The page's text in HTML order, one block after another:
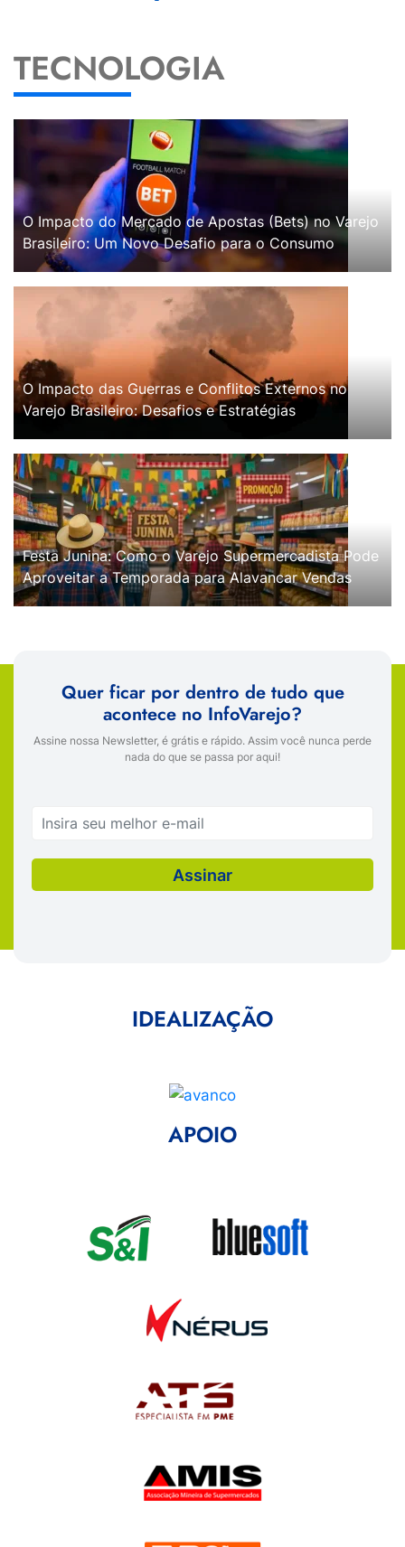
TECNOLOGIA
O Impacto do Mercado de Apostas (Bets) no Varejo
Brasileiro: Um Novo Desafio para o Consumo
O Impacto das Guerras e Conflitos Externos no
Varejo Brasileiro: Desafios e Estratégias
Festa Junina: Como o Varejo Supermercadista Pode
Aproveitar a Temporada para Alavancar Vendas
Quer ficar por dentro de tudo que
acontece no InfoVarejo?
Assine nossa Newsletter, é grátis e rápido. Assim você nunca perde
nada do que se passa por aqui!
IDEALIZAÇÃO
APOIO